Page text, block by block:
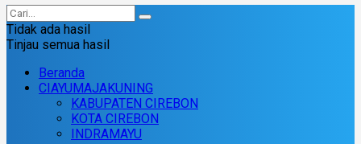
Tidak ada hasil
Tinjau semua hasil
Beranda
CIAYUMAJAKUNING
KABUPATEN CIREBON
KOTA CIREBON
INDRAMAYU